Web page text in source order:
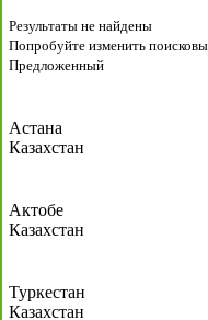
Результаты не найдены
Попробуйте изменить
Предложенный
Астана
Казахстан
Актобе
Казахстан
Туркестан
Казахстан